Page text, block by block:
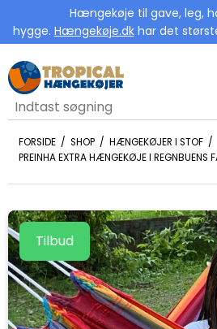
Hængekøje til gave, leg,
hygge. Hængekøje.dkhar det
FORSIDE / SHOP / HÆNGEKØJER I STOF /
PREINHA EXTRA HÆNGEKØJE I REGNBUENS
Tilbud